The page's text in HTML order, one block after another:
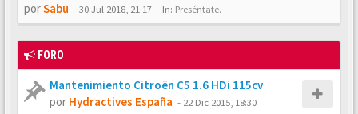
porSabu -30 Jul 2018, 21:17 - In: Preséntate.
FORO
Mantenimiento Citroën C5 1.6 HDi 115cv
por Hydractives España - 22 Dic 2015, 18:30